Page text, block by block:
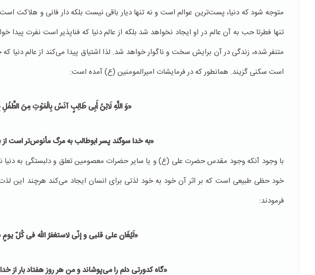
متوجه شود که دنیا، پست‌ترین عوالم است و نه تنها دیار باقی نیست بلکه دار فانی و هلاکت
تنها فطرتا حب به آن عالم در او ایجاد نخواهد شد بلکه از عالم دنیا که فناپذیر است نفرت پیدا
متنفر شده، زندگی در آن برایش سخت و ناگوار خواهد شد. لذا اشتیاق پیدا می‌کند از عالم دنیا
است سکنی گزیند. همانطور که در فرمایشات امیرالمومنین (ع) آمده است:
«وَ اللَّهِ لَابْنُ أَبِی طَالِبٍ آنَسُ‏ بِالْمَوْتِ مِنَ
«به خدا سوگند پسر ابوطالب به مرگ مأنوس‌تر است
با وجود آنکه وجود مقدس حضرت علی (ع) و یا سایر حضرات معصومین تعلق و دلبستگی به دنیا
خود حظی طبیعی است که بر اثر آن خود به خود لذتی برای انسان ایجاد می‌کند هرچند این
فرمودند:
«لَیُغَان علی قلبی و إنّی لاستغفرُ الله فی کُلّ
«گاه کدورتی دلم را می‌پوشاند و من هر روز هفتاد بار